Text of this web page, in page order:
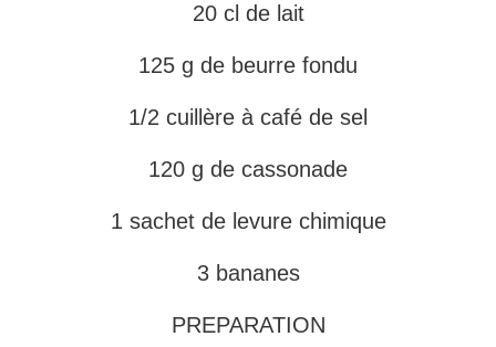
20 cl de lait
125 g de beurre fondu
1/2 cuillère à café de sel
120 g de cassonade
1 sachet de levure chimique
3 bananes
PREPARATION